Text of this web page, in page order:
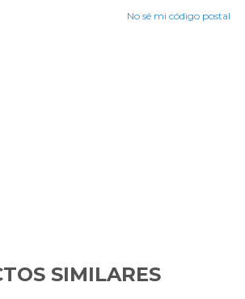
No sé mi código postal
SIMILARES